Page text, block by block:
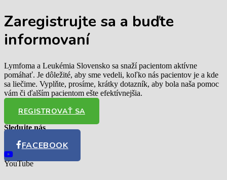
Zaregistrujte sa a buďte
informovaní
Lymfoma a Leukémia Slovensko sa snaží pacientom aktívne
pomáhať. Je dôležité, aby sme vedeli, koľko nás pacientov je a kde
sa liečime. Vyplňte, prosíme, krátky dotazník, aby bola naša pomoc
vám či ďalším pacientom ešte efektívnejšia.
REGISTROVAŤ SA
Sledujte nás
FACEBOOK
YouTube